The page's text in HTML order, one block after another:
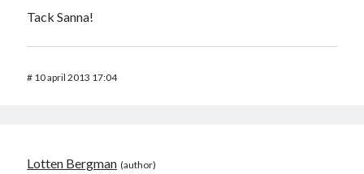
Tack Sanna!
# 10 april 2013 17:04
Lotten Bergman